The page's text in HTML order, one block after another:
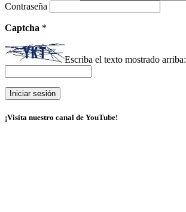
Contraseña
Captcha *
Escriba el texto mostrado arriba:
¡Visita nuestro canal de YouTube!